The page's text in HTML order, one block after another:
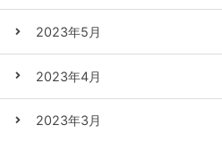
2023年5月
2023年4月
2023年3月